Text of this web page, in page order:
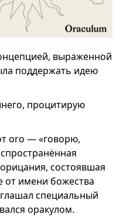
выраженной
поддержать идею
процитирую
oro — «говорю,
состоявшая
от имени божества
специальный
оракулом.